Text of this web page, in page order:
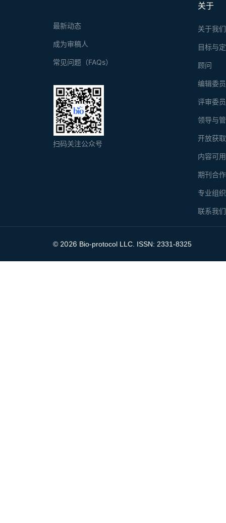
关于
关于我们
目标与
顾问
编辑委
评审委
领导与
开放获
内容可
期刊合
专业组
联系我们
最新动态
成为审稿人
常见问题（FAQs）
扫码关注公众号
© 2026 Bio-protocol LLC. ISSN: 2331-8325